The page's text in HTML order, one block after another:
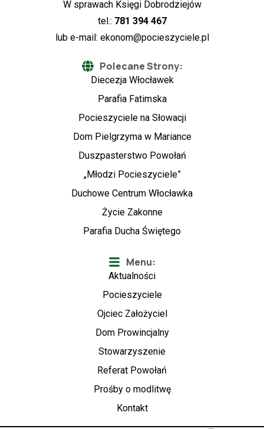
W sprawach Księgi Dobrodziejów
tel.: 781 394 467
lub e-mail: ekonom@pocieszyciele.pl
Polecane Strony:
Diecezja Włocławek
Parafia Fatimska
Pocieszyciele na Słowacji
Dom Pielgrzyma w Mariance
Duszpasterstwo Powołań
„Młodzi Pocieszyciele”
Duchowe Centrum Włocławka
Życie Zakonne
Parafia Ducha Świętego
Menu:
Aktualności
Pocieszyciele
Ojciec Założyciel
Dom Prowincjalny
Stowarzyszenie
Referat Powołań
Prośby o modlitwę
Kontakt